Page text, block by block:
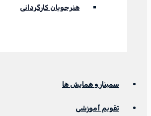
هنرجویان کارگردانی
سمینار و همایش ها
تقویم آموزشی